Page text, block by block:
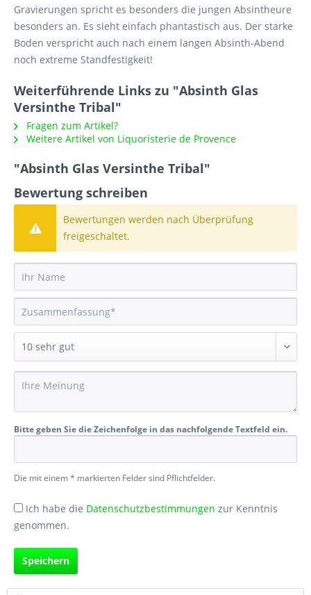
Gravierungen spricht es besonders die jungen Absintheure
besonders an. Es sieht einfach phantastisch aus. Der starke
Boden verspricht auch nach einem langen Absinth-Abend
noch extreme Standfestigkeit!
Weiterführende Links zu "Absinth Glas
Versinthe Tribal"
Fragen zum Artikel?
Weitere Artikel von Liquoristerie de Provence
"Absinth Glas Versinthe Tribal"
Bewertung schreiben
Bewertungen werden nach Überprüfung
freigeschaltet.
Bitte geben Sie die Zeichenfolge in das nachfolgende Textfeld ein.
Die mit einem * markierten Felder sind Pflichtfelder.
Ich habe die Datenschutzbestimmungen zur Kenntnis
genommen.
Speichern